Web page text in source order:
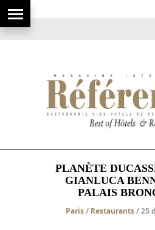
PLANÈTE
GIANLUCA
PALAIS
Paris/ Restaurants/ 25